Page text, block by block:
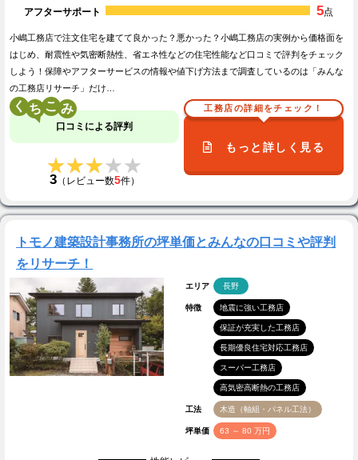
アフターサポート
5点
小嶋工務店で注文住宅を建てて良かった？悪かった？小嶋工務店の実例から価格面を
はじめ、耐震性や気密断熱性、省エネ性などの住宅性能など口コミで評判をチェック
しよう！保障やアフターサービスの情報や値下げ方法まで調査しているのは「みんな
の工務店リサーチ」だけ…
く こ
口コミによる評判
★★★★★
★★★★★
3（レビュー数5件）
工務店の詳細をチェック！
もっと詳しく見る
トモノ建築設計事務所の坪単価とみんなの口コミや評判
をリサーチ！
エリア 長野
特徴 地震に強い工務店
保証が充実した工務店
長期優良住宅対応工務店
スーパー工務店
高気密高断熱の工務店
工法 木造（軸組・パネル工法）
坪単価 63 ～ 80 万円